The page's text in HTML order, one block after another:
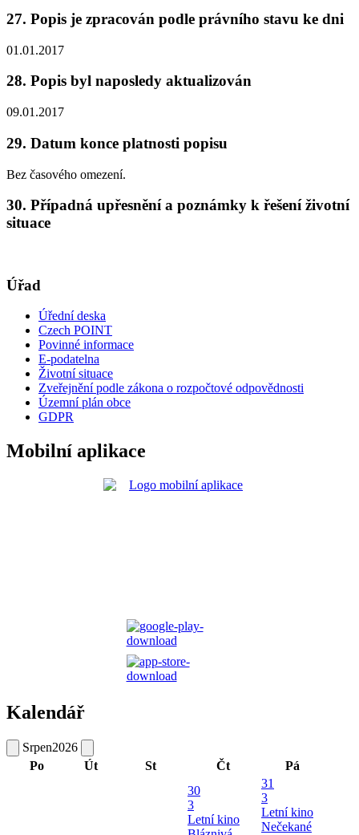
27. Popis je zpracován podle právního stavu ke dni
01.01.2017
28. Popis byl naposledy aktualizován
09.01.2017
29. Datum konce platnosti popisu
Bez časového omezení.
30. Případná upřesnění a poznámky k řešení životní
situace
Úřad
Úřední deska
Czech POINT
Povinné informace
E-podatelna
Životní situace
Zveřejnění podle zákona o rozpočtové odpovědnosti
Územní plán obce
GDPR
Mobilní aplikace
Kalendář
Srpen2026
Po
Út St Čt
Pá
30
3
Letní kino
31
3
Letní kino
Nečekané